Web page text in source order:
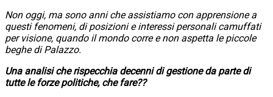
Non oggi, ma sono anni che assistiamo con apprensione a
questi fenomeni, di posizioni e interessi personali camuffati
per visione, quando il mondo corre e non aspetta le piccole
beghe di Palazzo.
Una analisi che rispecchia decenni di gestione da parte di
tutte le forze politiche, che fare??